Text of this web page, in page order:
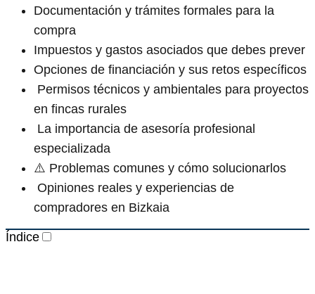
Documentación y trámites formales para la
compra
Impuestos y gastos asociados que debes prever
Opciones de financiación y sus retos específicos
️ Permisos técnicos y ambientales para proyectos
en fincas rurales
‍ La importancia de asesoría profesional
especializada
⚠️ Problemas comunes y cómo solucionarlos
️ Opiniones reales y experiencias de
compradores en Bizkaia
Índice